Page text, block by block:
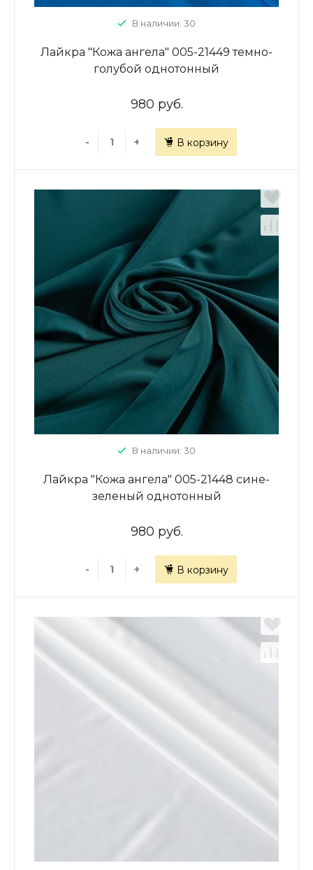
В наличии: 30
Лайкра "Кожа ангела" 005-21449 темно-
голубой однотонный
980 руб.
- + В корзину
В наличии: 30
Лайкра "Кожа ангела" 005-21448 сине-
зеленый однотонный
980 руб.
- + В корзину